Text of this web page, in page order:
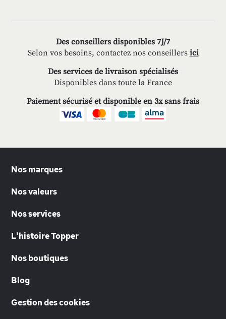
Des conseillers disponibles 7J/7
Selon vos besoins, contactez nos conseillers ici
Des services de livraison spécialisés
Disponibles dans toute la France
Paiement sécurisé et disponible en 3x sans frais
Nos marques
Nos valeurs
Nos services
L'histoire Topper
Nos boutiques
Blog
Gestion des cookies